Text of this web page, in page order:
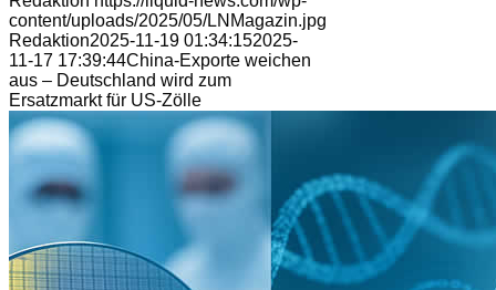
content/uploads/2025/05/LNMagazin.jpg
Redaktion2025-11-19 01:34:152025-
11-17 17:39:44China-Exporte weichen
aus – Deutschland wird zum
Ersatzmarkt für US-Zölle